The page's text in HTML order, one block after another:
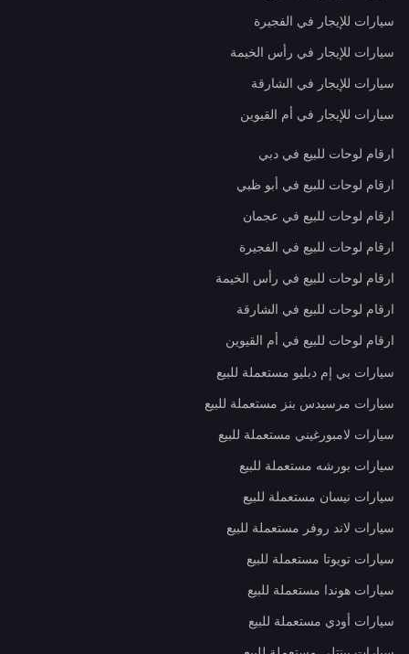
سيارات للإيجار في الفجيرة
سيارات للإيجار في رأس الخيمة
سيارات للإيجار في الشارقة
سيارات للإيجار في أم القيوين
ارقام لوحات للبيع في دبي
ارقام لوحات للبيع في أبو ظبي
ارقام لوحات للبيع في عجمان
ارقام لوحات للبيع في الفجيرة
ارقام لوحات للبيع في رأس الخيمة
ارقام لوحات للبيع في الشارقة
ارقام لوحات للبيع في أم القيوين
سيارات بي إم دبليو مستعملة للبيع
سيارات مرسيدس بنز مستعملة للبيع
سيارات لامبورغيني مستعملة للبيع
سيارات بورشه مستعملة للبيع
سيارات نيسان مستعملة للبيع
سيارات لاند روفر مستعملة للبيع
سيارات تويوتا مستعملة للبيع
سيارات هوندا مستعملة للبيع
سيارات أودي مستعملة للبيع